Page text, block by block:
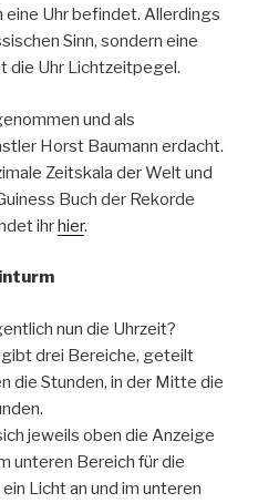
eine Uhr befindet. Allerdings
Sinn, sondern eine
die Uhr Lichtzeitpegel.
und als
Horst Baumann erdacht.
Zeitskala der Welt und
Buch der Rekorde
ihrhier.
nun die Uhrzeit?
drei Bereiche, geteilt
die Stunden, in der Mitte die
jeweils oben die Anzeige
unteren Bereich für die
Licht an und im unteren